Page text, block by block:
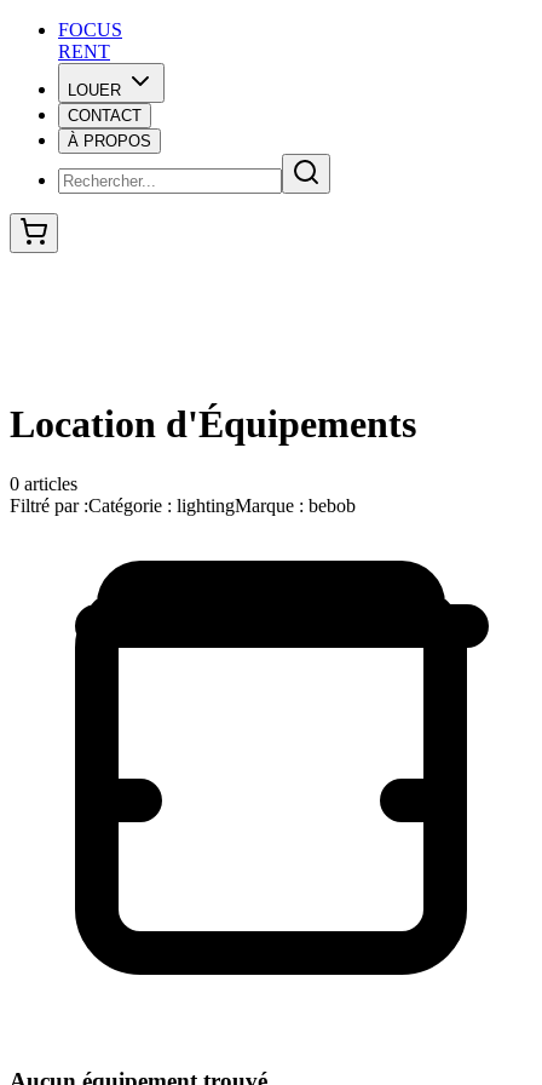
FOCUS
RENT
LOUER
CONTACT
À PROPOS
C
S
RENT
Location d'Équipements
0 articles
Filtré par :Catégorie : lightingMarque : bebob